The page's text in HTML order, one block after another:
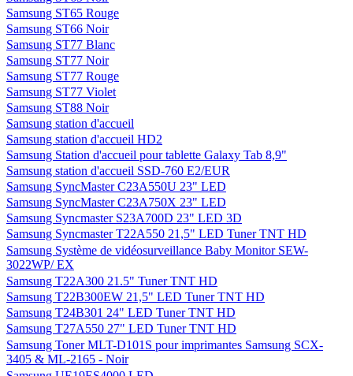
Samsung SCX-4200A
Samsung SCX-4729FD - Imprimante Multifonctions Ethernet
Samsung SCX-4729FW - Imprimante Multifonctions Ethernet &
WiFi
Samsung SCX-5737FW - Imprimante Multifonctions Ethernet
Samsung SE208AB Graveur DVD externe USB 2.0
Samsung SE-218BB graveur DVD externe ultra slim USB 2.0
Samsung SLB07A pour ST50
Samsung SLB-11A pour Samsung WB1000
Samsung ST200F Noir - WiFi
Samsung ST200F Rouge - WiFi
Samsung ST200F Violet - WiFi
Samsung ST65 Noir
Samsung ST65 Rouge
Samsung ST66 Noir
Samsung ST77 Blanc
Samsung ST77 Noir
Samsung ST77 Rouge
Samsung ST77 Violet
Samsung ST88 Noir
Samsung station d'accueil
Samsung station d'accueil HD2
Samsung Station d'accueil pour tablette Galaxy Tab 8,9"
Samsung station d'accueil SSD-760 E2/EUR